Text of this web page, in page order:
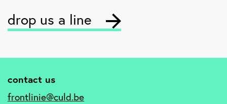
drop us a line
contact us
frontlinie@culd.be